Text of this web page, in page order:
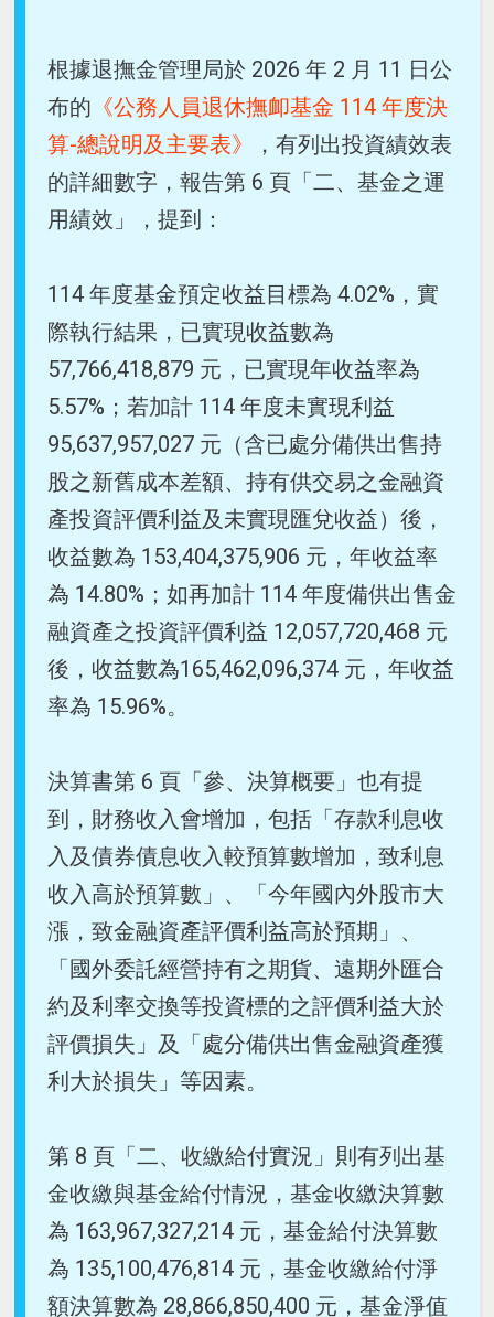
根據退撫金管理局於 2026 年 2 月 11 日公
布的 《公務人員退休撫卹基金 114 年度決
算-總說明及主要表》
，有列出投資績效表
的詳細數字，報告第 6 頁「二、基金之運
用績效」，提到：
114 年度基金預定收益目標為 4.02%，實
際執行結果，已實現收益數為
57,766,418,879 元，已實現年收益率為
5.57%；若加計 114 年度未實現利益
95,637,957,027 元（含已處分備供出售持
股之新舊成本差額、持有供交易之金融資
產投資評價利益及未實現匯兌收益）後，
收益數為 153,404,375,906 元，年收益率
為 14.80%；如再加計 114 年度備供出售金
融資產之投資評價利益 12,057,720,468 元
後，收益數為165,462,096,374 元，年收益
率為 15.96%。
決算書第 6 頁「參、決算概要」也有提
到，財務收入會增加，包括「存款利息收
入及債券債息收入較預算數增加，致利息
收入高於預算數」、「今年國內外股市大
漲，致金融資產評價利益高於預期」、
「國外委託經營持有之期貨、遠期外匯合
約及利率交換等投資標的之評價利益大於
評價損失」及「處分備供出售金融資產獲
利大於損失」等因素。
第 8 頁「二、收繳給付實況」則有列出基
金收繳與基金給付情況，基金收繳決算數
為 163,967,327,214 元，基金給付決算數
為 135,100,476,814 元，基金收繳給付淨
額決算數為 28,866,850,400 元，基金淨值